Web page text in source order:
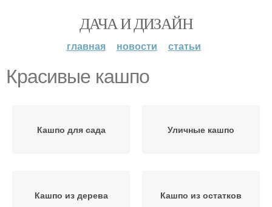
ДАЧА И ДИЗАЙН
главная новости статьи
Красивые кашпо
Кашпо для сада Уличные кашпо
Кашпо из дерева Кашпо из остатков